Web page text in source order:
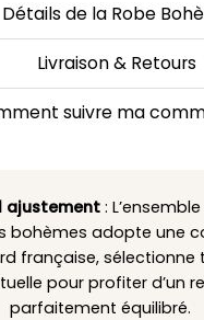
Détails de la Robe
Livraison & Retours
suivre ma
ajustement :
bohèmes adopte une
française, sélectionne
pour profiter d’un
parfaitement équilibré.